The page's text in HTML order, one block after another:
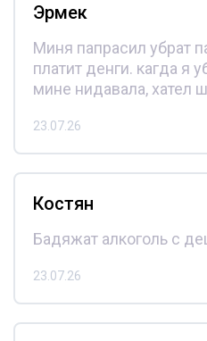
Эрмек
Миня папрасил убрат
платит денги. кагда я
мине нидавала, хател
23.07.26
Костян
Бадяжат алкоголь с
23.07.26